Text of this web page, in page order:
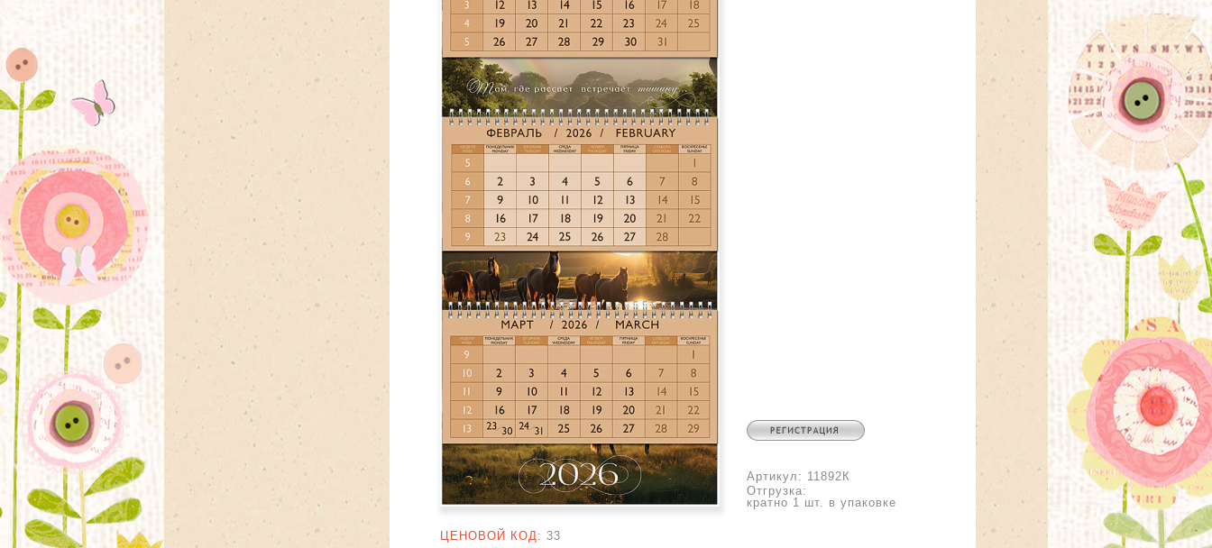
Артикул: 11892К
Отгрузка:
кратно 1 шт. в упаковке
ЦЕНОВОЙ КОД: 33